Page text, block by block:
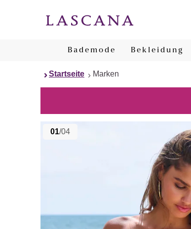
Bademode Bekleidung
Startseite Marken
01/04